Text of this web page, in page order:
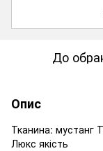
До
Опис
Тканина: мустанг
Люкс якість